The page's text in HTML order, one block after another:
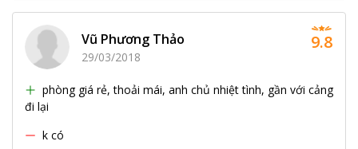
Vũ Phương Thảo
29/03/2018
phòng giá rẻ, thoải mái, anh chủ nhiệt tình, gần với cảng
đi lại
k có
9.8